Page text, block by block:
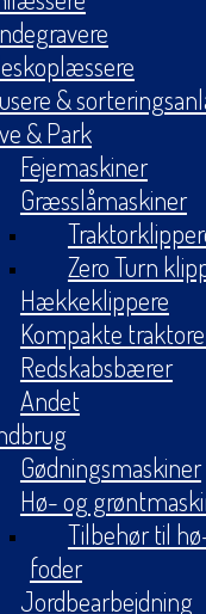
&
& Park
Fejemaskiner
Græsslåmaskiner
Zero Turn
Hækkeklippere
Kompakte
Redskabsbærer
Andet
Gødningsmaskiner
Hø- og
Tilbehør til
foder
Jordbearbejdning